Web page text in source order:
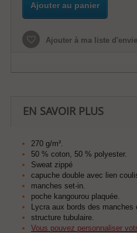
Ajouter au panier
Ajouter à ma liste
EN SAVOIR PLUS
270 g/m².
50 % coton, 50 % polyester.
Sweat zippé
capuche double avec lien
manches set-in.
poche kangourou plaquée.
Lycra aux bords des manches
structure tubulaire.
Vous pouvez personnaliser